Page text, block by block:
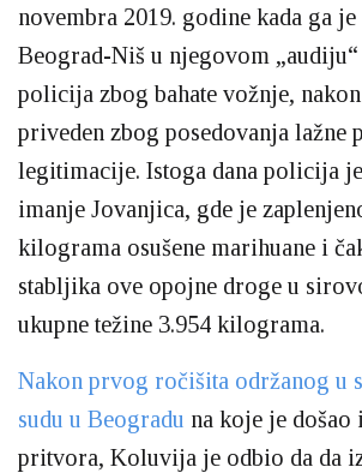
novembra 2019. godine kada ga je
Beograd-Niš u njegovom „audiju“
policija zbog bahate vožnje,
priveden zbog posedovanja lažne
legitimacije. Istoga dana policija
imanje Jovanjica, gde je
kilograma osušene marihuane i
stabljika ove opojne droge u
ukupne težine 3.954 kilograma.
Nakon prvog ročišita održanog u
sudu u Beogradu na koje je došao
pritvora, Koluvija je odbio da da